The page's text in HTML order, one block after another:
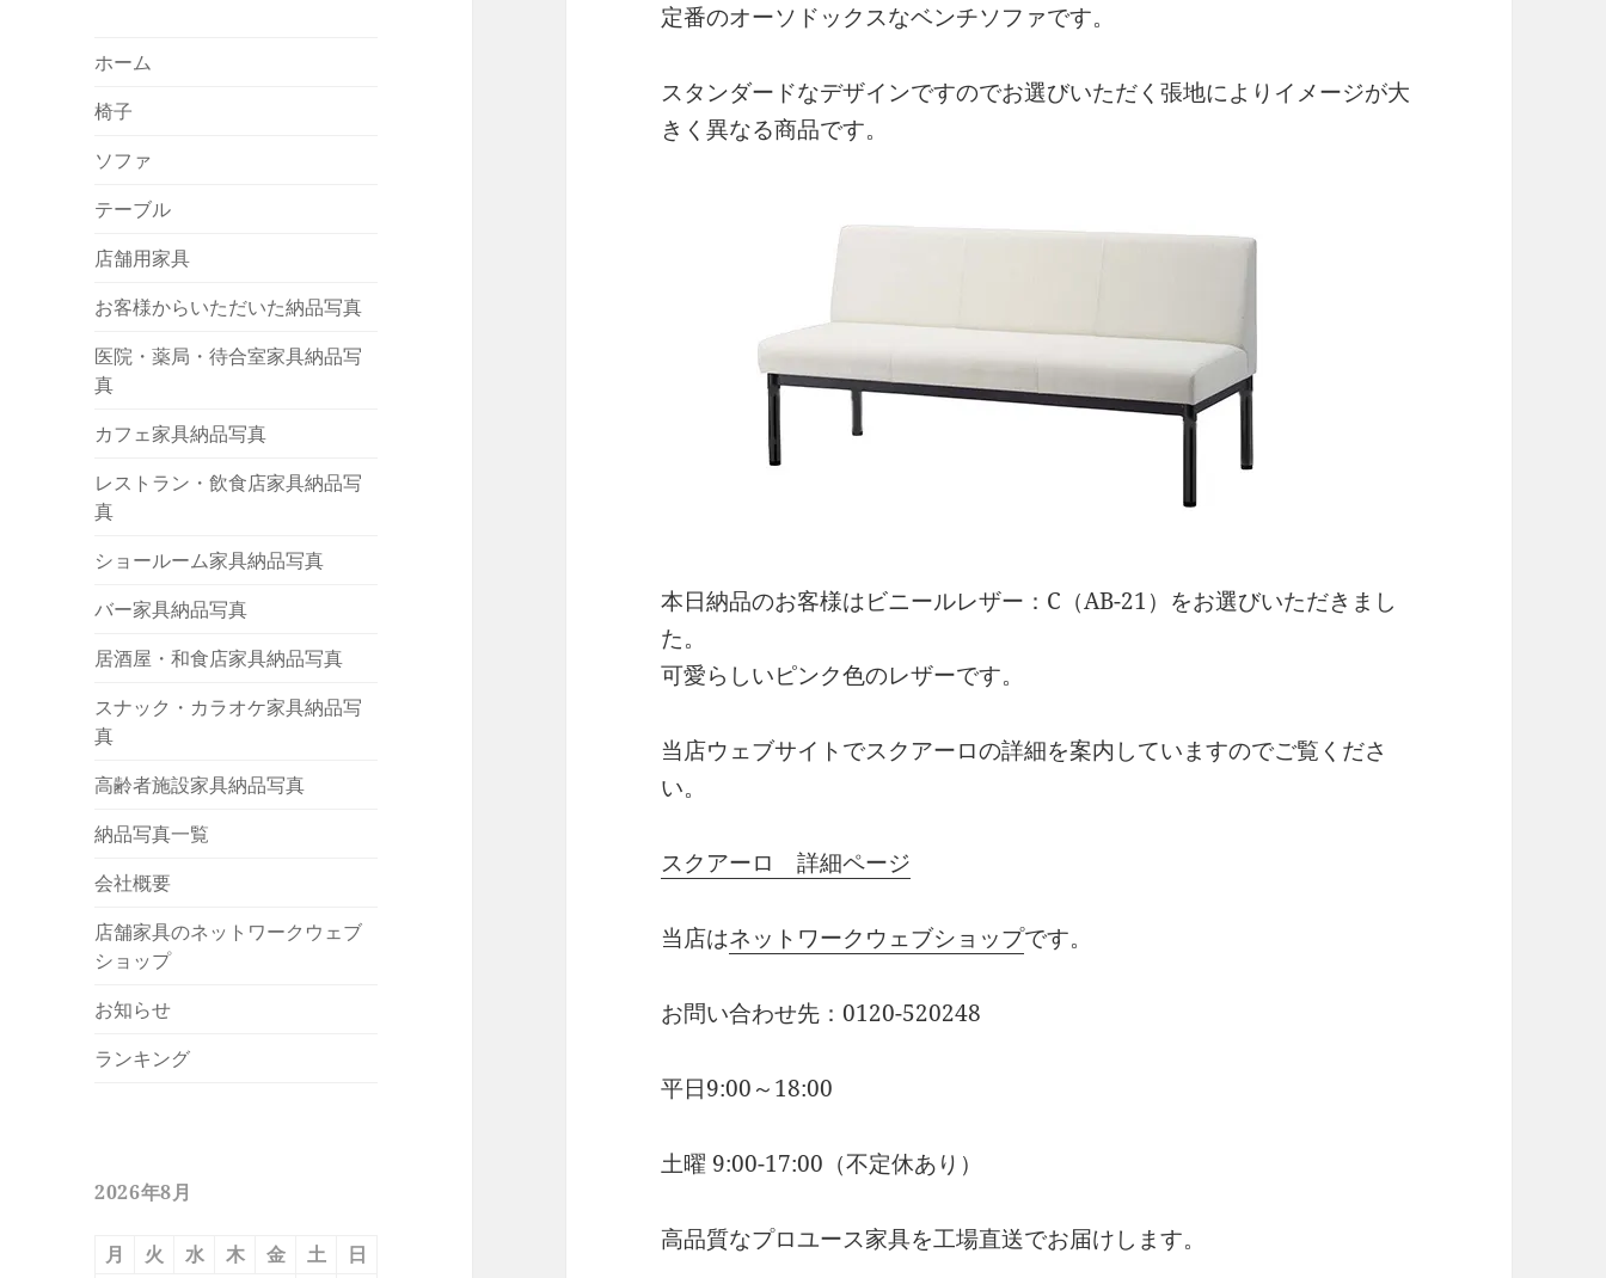
ホーム
椅子
ソファ
テーブル
店舗用家具
お客様からいただいた納品写真
医院・薬局・待合室家具納品写
真
カフェ家具納品写真
レストラン・飲食店家具納品写
真
ショールーム家具納品写真
バー家具納品写真
居酒屋・和食店家具納品写真
スナック・カラオケ家具納品写
真
高齢者施設家具納品写真
納品写真一覧
会社概要
店舗家具のネットワークウェブ
ショップ
お知らせ
ランキング
2026年8月
月 火 水 木 金 土
日
定番のオーソドックスなベンチソファです。
スタンダードなデザインですのでお選びいただく張地によりイメージが大
きく異なる商品です。
本日納品のお客様はビニールレザー：C（AB-21）をお選びいただきまし
た。
可愛らしいピンク色のレザーです。
当店ウェブサイトでスクアーロの詳細を案内していますのでご覧くださ
い。
スクアーロ 詳細ページ
当店はネットワークウェブショップです。
お問い合わせ先：0120-520248
平日9:00～18:00
土曜 9:00-17:00（不定休あり）
高品質なプロユース家具を工場直送でお届けします。